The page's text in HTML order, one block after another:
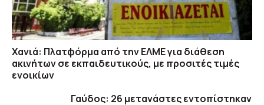
Χανιά: Πλατφόρμα από την ΕΛΜΕ για διάθεση
ακινήτων σε εκπαιδευτικούς, με προσιτές τιμές
ενοικίων
Γαύδος: 26 μετανάστες εντοπίστηκαν